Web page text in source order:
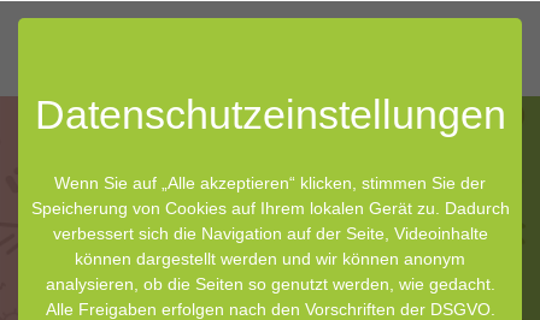
Neuigkeiten über unser Mikrobiom
Datenschutz­einstellungen
Wenn Sie auf „Alle akzeptieren“ klicken, stimmen Sie der
Speicherung von Cookies auf Ihrem lokalen Gerät zu. Dadurch
verbessert sich die Navigation auf der Seite, Videoinhalte
können dargestellt werden und wir können anonym
analysieren, ob die Seiten so genutzt werden, wie gedacht.
Alle Freigaben erfolgen nach den Vorschriften der DSGVO.